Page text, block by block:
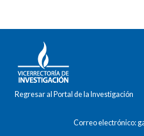
Regresar al Portal de la Investigación
Correo electrónico: